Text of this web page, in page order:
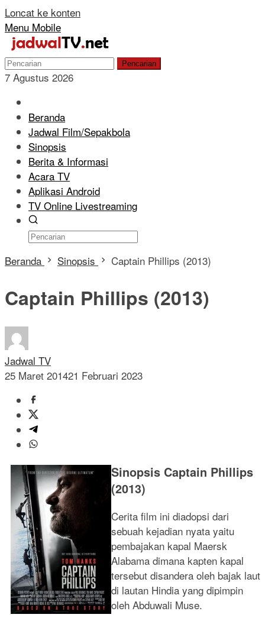
Loncat ke konten
Menu Mobile
Pencarian
7 Agustus 2026
Beranda
Jadwal Film/Sepakbola
Sinopsis
Berita & Informasi
Acara TV
Aplikasi Android
TV Online Livestreaming
Beranda Sinopsis Captain Phillips (2013)
Captain Phillips (2013)
Jadwal TV
25 Maret 201421 Februari 2023
Sinopsis Captain Phillips
(2013)
Cerita film ini diadopsi dari
sebuah kejadian nyata yaitu
pembajakan kapal Maersk
Alabama dimana kapten kapal
tersebut disandera oleh bajak laut
di lautan Hindia yang dipimpin
oleh Abduwali Muse.